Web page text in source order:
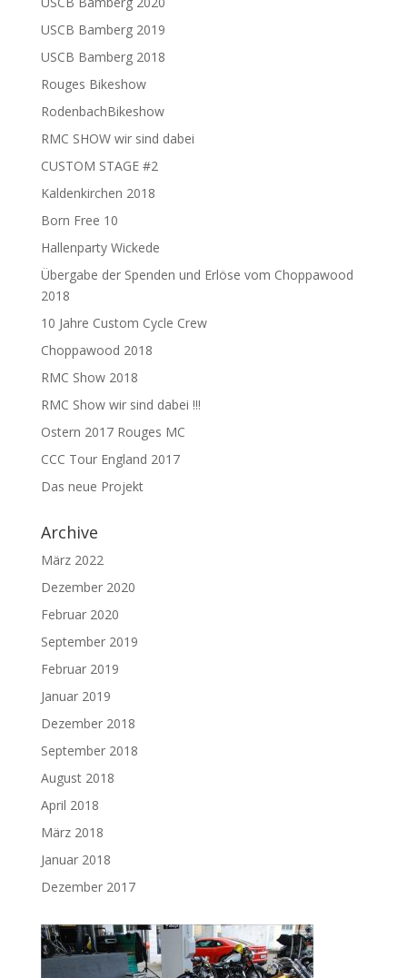
USCB Bamberg 2019
USCB Bamberg 2018
Rouges Bikeshow
RodenbachBikeshow
RMC SHOW wir sind dabei
CUSTOM STAGE #2
Kaldenkirchen 2018
Born Free 10
Hallenparty Wickede
Übergabe der Spenden und Erlöse vom Choppawood
2018
10 Jahre Custom Cycle Crew
Choppawood 2018
RMC Show 2018
RMC Show wir sind dabei !!!
Ostern 2017 Rouges MC
CCC Tour England 2017
Das neue Projekt
Archive
März 2022
Dezember 2020
Februar 2020
September 2019
Februar 2019
Januar 2019
Dezember 2018
September 2018
August 2018
April 2018
März 2018
Januar 2018
Dezember 2017